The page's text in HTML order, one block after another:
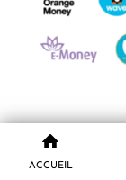
ACCUEIL